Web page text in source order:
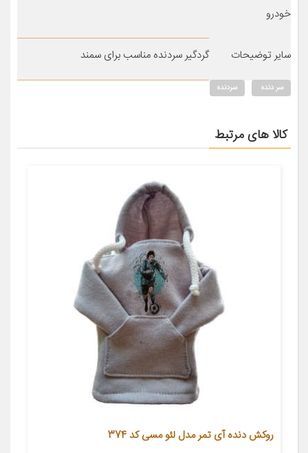
خودرو
سایر توضیحات گردگیر سردنده مناسب برای سمند
سر دنده سردنده
کالا های مرتبط
روکش دنده آی تمر مدل لئو مسی کد 374